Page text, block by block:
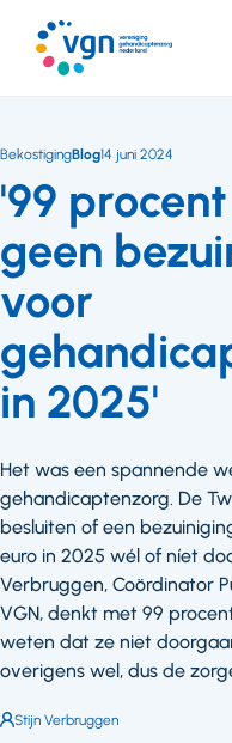
naar
hoofdinhoud
'99
geen
voor
in 2025'
BekostigingBlog14 juni 2024
Het was een spannende
gehandicaptenzorg. De
besluiten of een
euro in 2025 wél of níet
Verbruggen, Coördinator
VGN, denkt met 99
weten dat ze niet
overigens wel, dus de
Auteur:
Stijn Verbruggen